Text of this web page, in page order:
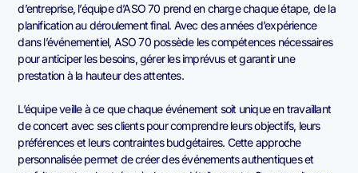
d’entreprise, l’équipe d’ASO 70 prend en charge chaque étape, de la
planification au déroulement final. Avec des années d’expérience
dans l’événementiel, ASO 70 possède les compétences nécessaires
pour anticiper les besoins, gérer les imprévus et garantir une
prestation à la hauteur des attentes.
L’équipe veille à ce que chaque événement soit unique en travaillant
de concert avec ses clients pour comprendre leurs objectifs, leurs
préférences et leurs contraintes budgétaires. Cette approche
personnalisée permet de créer des événements authentiques et